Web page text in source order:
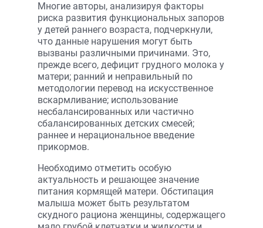
Многие авторы, анализируя факторы
риска развития функциональных запоров
у детей раннего возраста, подчеркнули,
что данные нарушения могут быть
вызваны различными причинами. Это,
прежде всего, дефицит грудного молока у
матери; ранний и неправильный по
методологии перевод на искусственное
вскармливание; использование
несбалансированных или частично
сбалансированных детских смесей;
раннее и нерациональное введение
прикормов.
Необходимо отметить особую
актуальность и решающее значение
питания кормящей матери. Обстипация
малыша может быть результатом
скудного рациона женщины, содержащего